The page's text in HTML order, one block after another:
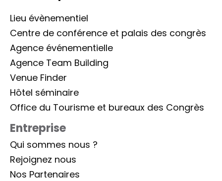
Lieu évènementiel
Centre de conférence et palais des congrès
Agence événementielle
Agence Team Building
Venue Finder
Hôtel séminaire
Office du Tourisme et bureaux des Congrès
Entreprise
Qui sommes nous ?
Rejoignez nous
Nos Partenaires